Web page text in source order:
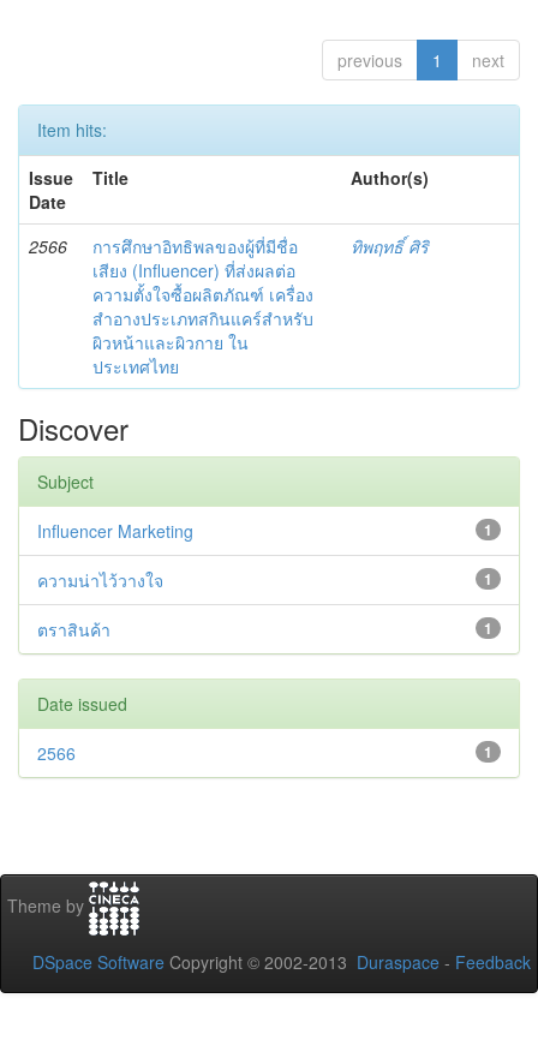
previous 1 next
Item hits:
Issue
Date
Title Author(s)
2566
การศึกษาอิทธิพลของผู้ที่มีชื่อ
เสียง (Influencer) ที่ส่งผลต่อ
ความตั้งใจซื้อผลิตภัณฑ์ เครื่อง
สำอางประเภทสกินแคร์สำหรับ
ผิวหน้าและผิวกาย ใน
ประเทศไทย
ทิพฤทธิ์ ศิริ
Discover
Subject
1
Influencer Marketing
1
ความน่าไว้วางใจ
1
ตราสินค้า
Date issued
1
2566
Theme by
DSpace Software Copyright © 2002-2013 Duraspace - Feedback